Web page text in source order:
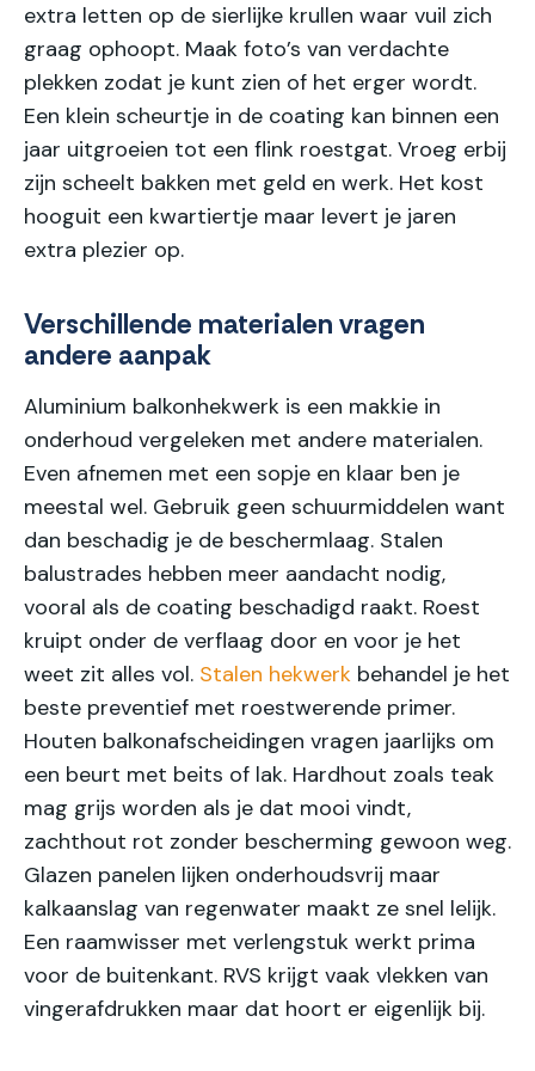
extra letten op de sierlijke krullen waar vuil zich
graag ophoopt. Maak foto’s van verdachte
plekken zodat je kunt zien of het erger wordt.
Een klein scheurtje in de coating kan binnen een
jaar uitgroeien tot een flink roestgat. Vroeg erbij
zijn scheelt bakken met geld en werk. Het kost
hooguit een kwartiertje maar levert je jaren
extra plezier op.
Verschillende materialen vragen
andere aanpak
Aluminium balkonhekwerk is een makkie in
onderhoud vergeleken met andere materialen.
Even afnemen met een sopje en klaar ben je
meestal wel. Gebruik geen schuurmiddelen want
dan beschadig je de beschermlaag. Stalen
balustrades hebben meer aandacht nodig,
vooral als de coating beschadigd raakt. Roest
kruipt onder de verflaag door en voor je het
weet zit alles vol. Stalen hekwerk behandel je het
beste preventief met roestwerende primer.
Houten balkonafscheidingen vragen jaarlijks om
een beurt met beits of lak. Hardhout zoals teak
mag grijs worden als je dat mooi vindt,
zachthout rot zonder bescherming gewoon weg.
Glazen panelen lijken onderhoudsvrij maar
kalkaanslag van regenwater maakt ze snel lelijk.
Een raamwisser met verlengstuk werkt prima
voor de buitenkant. RVS krijgt vaak vlekken van
vingerafdrukken maar dat hoort er eigenlijk bij.